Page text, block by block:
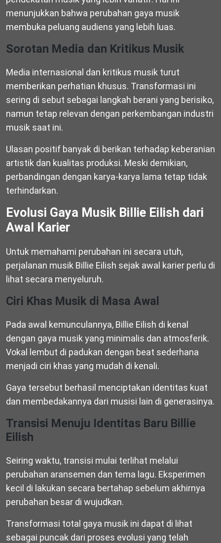
menunjukkan bahwa perubahan gaya musik
membuka peluang audiens yang lebih luas.
Sorotan Media dan Kritikus Musik
Media internasional dan kritikus musik turut
memberikan perhatian khusus. Transformasi ini
sering di sebut sebagai langkah berani yang berisiko,
namun tetap relevan dengan perkembangan industri
musik saat ini.
Ulasan positif banyak di berikan terhadap keberanian
artistik dan kualitas produksi. Meski demikian,
perbandingan dengan karya-karya lama tetap tidak
terhindarkan.
Evolusi Gaya Musik Billie Eilish dari
Awal Karier
Untuk memahami perubahan ini secara utuh,
perjalanan musik Billie Eilish sejak awal karier perlu di
lihat secara menyeluruh.
Ciri Khas Musik di Masa Awal
Pada awal kemunculannya, Billie Eilish di kenal
dengan gaya musik yang minimalis dan atmosferik.
Vokal lembut di padukan dengan beat sederhana
menjadi ciri khas yang mudah di kenali.
Gaya tersebut berhasil menciptakan identitas kuat
dan membedakannya dari musisi lain di generasinya.
Transisi Menuju Identitas Baru Billie
Eilish
Seiring waktu, transisi mulai terlihat melalui
perubahan aransemen dan tema lagu. Eksperimen
kecil di lakukan secara bertahap sebelum akhirnya
perubahan besar di wujudkan.
Transformasi total gaya musik ini dapat di lihat
sebagai puncak dari proses evolusi yang telah